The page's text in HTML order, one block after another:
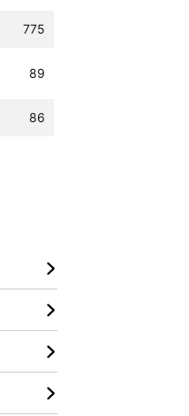
775
89
86